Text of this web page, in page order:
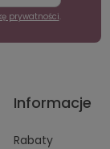
prywatności.
Informacje
Rabaty